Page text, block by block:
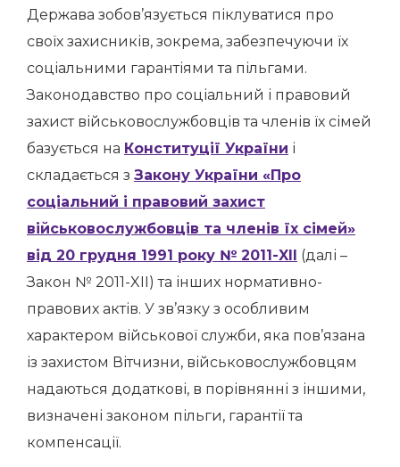
Держава зобов’язується піклуватися про
своїх захисників, зокрема, забезпечуючи їх
соціальними гарантіями та пільгами.
Законодавство про соціальний і правовий
захист військовослужбовців та членів їх сімей
базується на Конституції України і
складається з Закону України «Про
соціальний і правовий захист
військовослужбовців та членів їх сімей»
від 20 грудня 1991 року № 2011-XII (далі –
Закон № 2011-XII) та інших нормативно-
правових актів. У зв’язку з особливим
характером військової служби, яка пов’язана
із захистом Вітчизни, військовослужбовцям
надаються додаткові, в порівнянні з іншими,
визначені законом пільги, гарантії та
компенсації.